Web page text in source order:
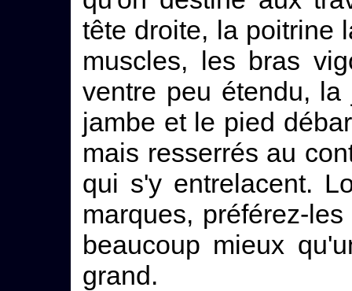
tête droite, la poitrine
muscles, les bras
ventre peu étendu,
jambe et le pied
mais resserrés au
qui s'y entrelacent.
marques, préférez-
beaucoup mieux
grand.